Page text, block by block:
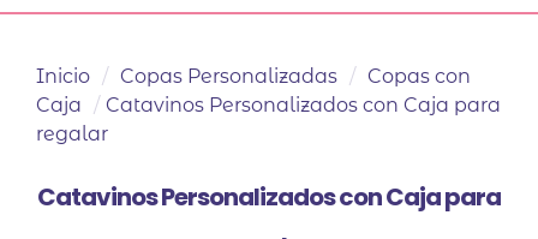
Inicio / Copas Personalizadas / Copas con
Caja / Catavinos Personalizados con Caja para
regalar
Catavinos Personalizados con Caja para